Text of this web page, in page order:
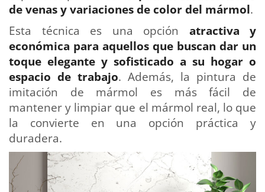
de venas y variaciones de color del mármol.
Esta técnica es una opción atractiva y
económica para aquellos que buscan dar un
toque elegante y sofisticado a su hogar o
espacio de trabajo. Además, la pintura de
imitación de mármol es más fácil de
mantener y limpiar que el mármol real, lo que
la convierte en una opción práctica y
duradera.